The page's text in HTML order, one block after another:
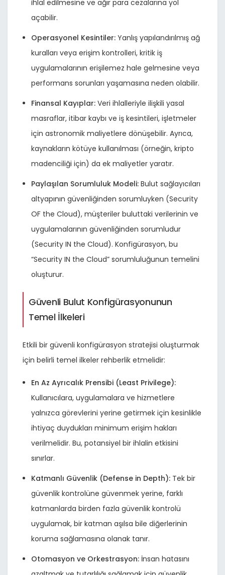
ihlal edilmesine ve ağır para cezalarına yol
açabilir.
Operasyonel Kesintiler: Yanlış yapılandırılmış ağ
kuralları veya erişim kontrolleri, kritik iş
uygulamalarının erişilemez hale gelmesine veya
performans sorunları yaşamasına neden olabilir.
Finansal Kayıplar: Veri ihlalleriyle ilişkili yasal
masraflar, itibar kaybı ve iş kesintileri, işletmeler
için astronomik maliyetlere dönüşebilir. Ayrıca,
kaynakların kötüye kullanılması (örneğin, kripto
madenciliği için) da ek maliyetler yaratır.
Paylaşılan Sorumluluk Modeli: Bulut sağlayıcıları
altyapının güvenliğinden sorumluyken (Security
OF the Cloud), müşteriler buluttaki verilerinin ve
uygulamalarının güvenliğinden sorumludur
(Security IN the Cloud). Konfigürasyon, bu
“Security IN the Cloud” sorumluluğunun temelini
oluşturur.
Güvenli Bulut Konfigürasyonunun
Temel İlkeleri
Etkili bir güvenli konfigürasyon stratejisi oluşturmak
için belirli temel ilkeler rehberlik etmelidir:
En Az Ayrıcalık Prensibi (Least Privilege):
Kullanıcılara, uygulamalara ve hizmetlere
yalnızca görevlerini yerine getirmek için kesinlikle
ihtiyaç duydukları minimum erişim hakları
verilmelidir. Bu, potansiyel bir ihlalin etkisini
sınırlar.
Katmanlı Güvenlik (Defense in Depth): Tek bir
güvenlik kontrolüne güvenmek yerine, farklı
katmanlarda birden fazla güvenlik kontrolü
uygulamak, bir katman aşılsa bile diğerlerinin
koruma sağlamasına olanak tanır.
Otomasyon ve Orkestrasyon: İnsan hatasını